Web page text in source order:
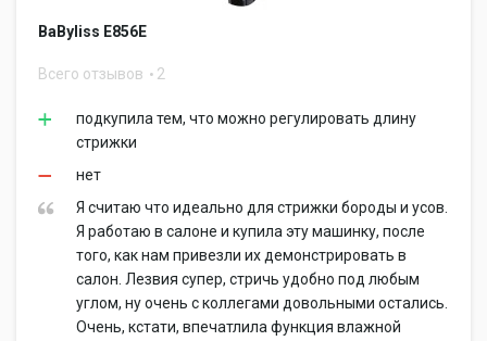
BaByliss E856E
Всего отзывов 2
подкупила тем, что можно регулировать длину
стрижки
нет
Я считаю что идеально для стрижки бороды и усов.
Я работаю в салоне и купила эту машинку, после
того, как нам привезли их демонстрировать в
салон. Лезвия супер, стричь удобно под любым
углом, ну очень с коллегами довольными остались.
Очень, кстати, впечатлила функция влажной